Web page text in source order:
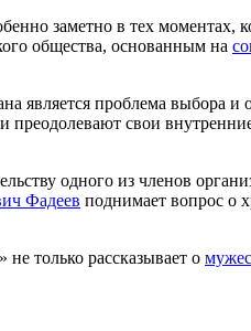
заметно в тех моментах,
общества, основанным на
является проблема выбора
преодолевают свои
одного из членов
Фадеев поднимает вопрос о
только рассказывает о